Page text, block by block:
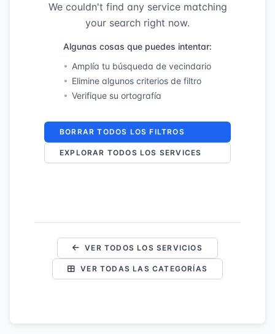
We couldn't find any service matching
your search right now.
Algunas cosas que puedes intentar:
Amplía tu búsqueda de vecindario
Elimine algunos criterios de filtro
Verifique su ortografía
BORRAR TODOS LOS FILTROS
EXPLORAR TODOS LOS SERVICES
VER TODOS LOS SERVICIOS
VER TODAS LAS CATEGORÍAS